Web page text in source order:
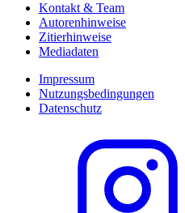
Kontakt & Team
Autorenhinweise
Zitierhinweise
Mediadaten
Impressum
Nutzungsbedingungen
Datenschutz